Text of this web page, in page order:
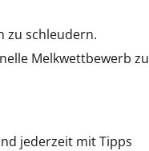
zu schleudern.
Melkwettbewerb zu
jederzeit mit Tipps